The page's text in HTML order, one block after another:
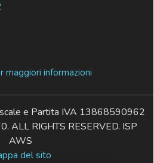
informazioni
e Partita IVA 13868590962
RIGHTS RESERVED. ISP
AWS
del sito